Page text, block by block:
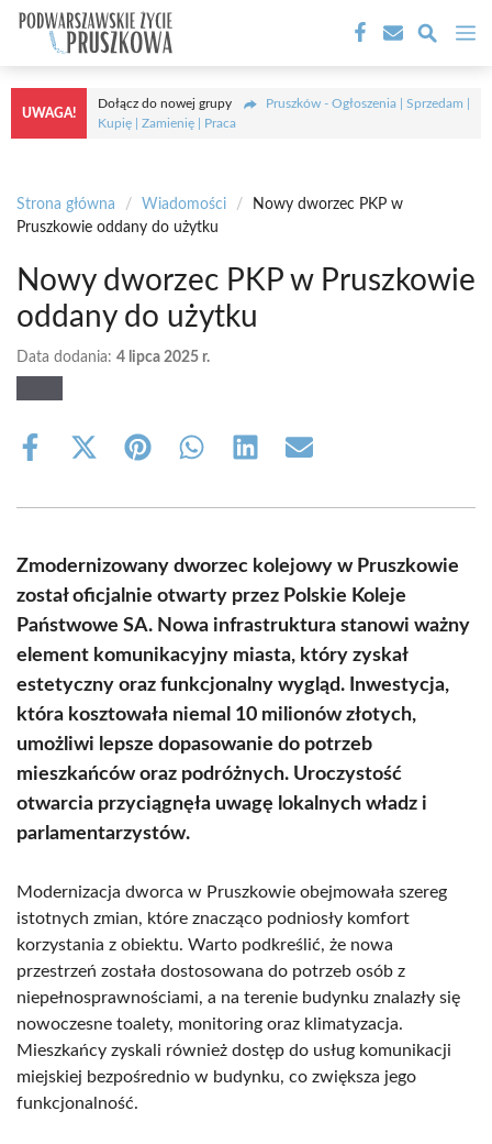
Przejdź
treści
UWAGA!
Dołącz do nowej grupy
Pruszków - Ogłoszenia | Sprzedam |
Kupię | Zamienię | Praca
Strona główna / Wiadomości /
Nowy dworzec PKP w
Pruszkowie oddany do użytku
Nowy dworzec PKP w Pruszkowie
oddany do użytku
Data dodania: 4 lipca 2025 r.
Share
Share
(Twitter)
Share Share Share Share
Zmodernizowany dworzec kolejowy w Pruszkowie
został oficjalnie otwarty przez Polskie Koleje
Państwowe SA. Nowa infrastruktura stanowi ważny
element komunikacyjny miasta, który zyskał
estetyczny oraz funkcjonalny wygląd. Inwestycja,
która kosztowała niemal 10 milionów złotych,
umożliwi lepsze dopasowanie do potrzeb
mieszkańców oraz podróżnych. Uroczystość
otwarcia przyciągnęła uwagę lokalnych władz i
parlamentarzystów.
Modernizacja dworca w Pruszkowie obejmowała szereg
istotnych zmian, które znacząco podniosły komfort
korzystania z obiektu. Warto podkreślić, że nowa
przestrzeń została dostosowana do potrzeb osób z
niepełnosprawnościami, a na terenie budynku znalazły się
nowoczesne toalety, monitoring oraz klimatyzacja.
Mieszkańcy zyskali również dostęp do usług komunikacji
miejskiej bezpośrednio w budynku, co zwiększa jego
funkcjonalność.